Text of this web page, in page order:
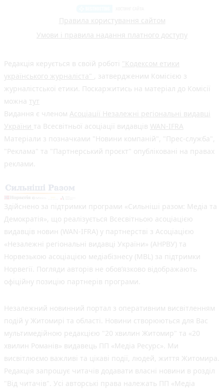
Правила користування сайтом
Умови і правила надання платного доступу
Редакція керується в своїй роботі "Кодексом етики
українського журналіста"
, затвердженим Комісією з
журналістської етики. Поскаржитись на матеріал до Комісії
можна тут
Видання є членом Асоціації Незалежні регіональні видавці
України та Всесвітньої асоціації видавців WAN-IFRA
Матеріали з позначками "Новини компаній", "Прес-служба",
"Реклама" та "Партнерський проєкт" опубліковані на правах
реклами.
Здійснено за підтримки програми «Сильніші разом: Медіа та
Демократія», що реалізується Всесвітньою асоціацією
видавців новин (WAN-IFRA) у партнерстві з Асоціацією
«Незалежні регіональні видавці України» (АНРВУ) та
Норвезькою асоціацією медіабізнесу (MBL) за підтримки
Норвегії. Погляди авторів не обов’язково відображають
офіційну позицію партнерів програми.
Незалежний новинний портал з оперативним висвітленням
подій у Житомирі та області. Новини створюються для Вас
мультимедійною редакцією "20 хвилин Житомир" та «20
хвилин Романів» видавець ПП «Медіа Ресурс». Ми
висвітлюємо важливі та цікаві події, людей, життя Житомира.
Редакція запрошує читачів додавати власні новини в розділ
"Від читачів". Усі авторські права належать ПП «Медіа